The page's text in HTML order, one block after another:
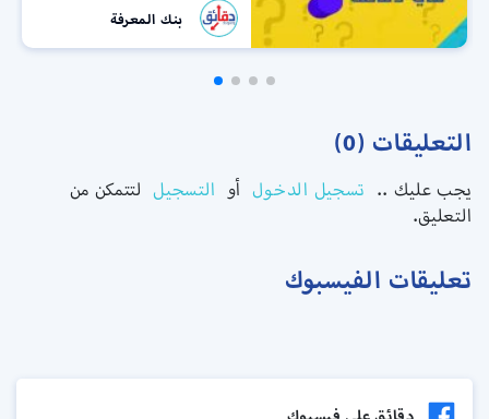
بنك المعرفة
التعليقات (0)
يجب عليك .. تسجيل الدخول أو التسجيل لتتمكن من
التعليق.
تعليقات الفيسبوك